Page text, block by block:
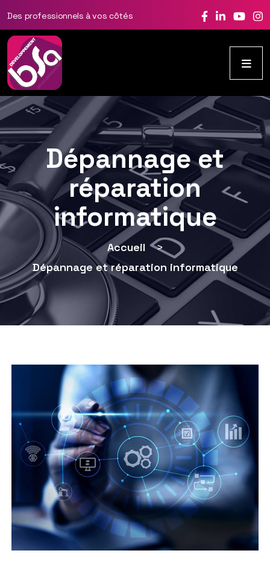
Des professionnels à vos côtés
Dépannage et
réparation
informatique
Accueil
>
Dépannage et réparation informatique